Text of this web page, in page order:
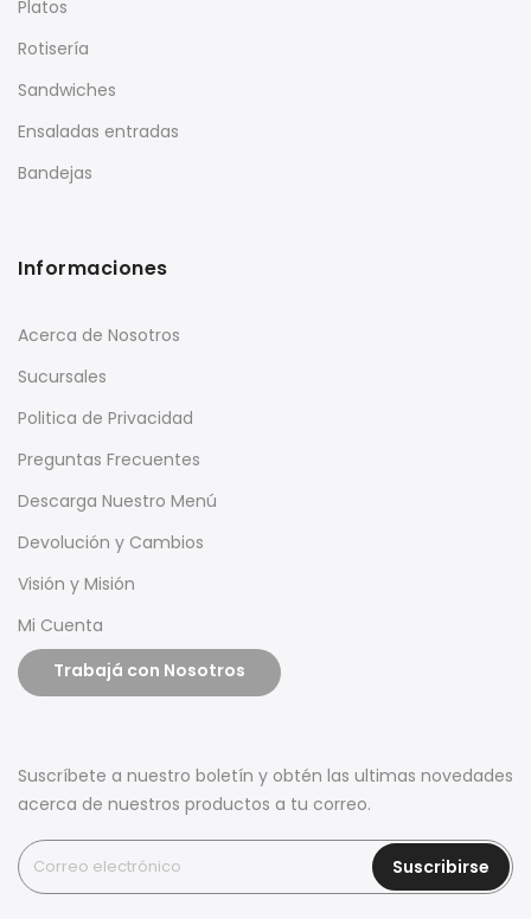
Platos
Rotisería
Sandwiches
Ensaladas entradas
Bandejas
Informaciones
Acerca de Nosotros
Sucursales
Politica de Privacidad
Preguntas Frecuentes
Descarga Nuestro Menú
Devolución y Cambios
Visión y Misión
Mi Cuenta
Trabajá con Nosotros
Suscríbete a nuestro boletín y obtén las ultimas novedades
acerca de nuestros productos a tu correo.
Suscribirse